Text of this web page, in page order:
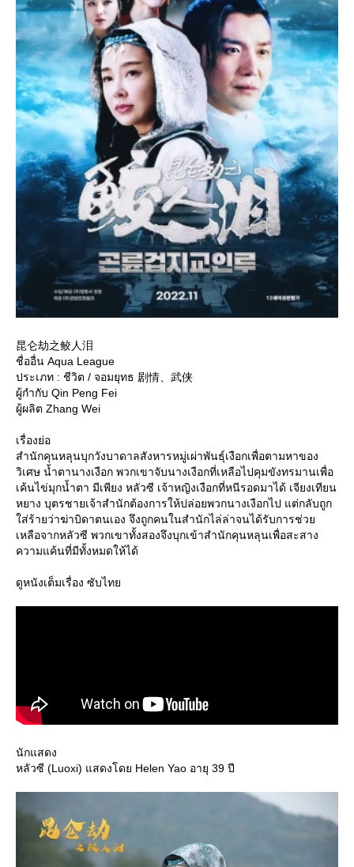
昆仑劫之鲛人泪
ชื่ออื่น Aqua League
ประเภท : ชีวิต / จอมยุทธ 剧情、武侠
ผู้กำกับ Qin Peng Fei
ผู้ผลิต Zhang Wei
เรื่องย่อ
สำนักคุนหลุนบุกวังบาดาลสังหารหมู่เผ่าพันธุ์เงือกเพื่อตามหาของ
วิเศษ น้ำตานางเงือก พวกเขาจับนางเงือกที่เหลือไปคุมขังทรมานเพื่อ
เค้นไข่มุกน้ำตา มีเพียง หลัวซี เจ้าหญิงเงือกที่หนีรอดมาได้ เจียงเทียน
หยาง บุตรชายเจ้าสำนักต้องการให้ปล่อยพวกนางเงือกไป แต่กลับถูก
ส่ร้ายว่าฆ่าบิดาตนเอง จึงถูกคนในสำนักไล่ล่าจนได้รับการช่ว
เหลือจากหลัวซี พวกเขาทั้งสองจึงบุกเข้าสำนักคุนหลุนเพื่อสะสาง
ความแค้นที่มีทั้งหมดให้ได้
ดูหนังเต็มเรื่อง ซับไท
นักแสดง
หลัวซี (Luoxi) แสดงโดย Helen Yao อายุ 39 ปี